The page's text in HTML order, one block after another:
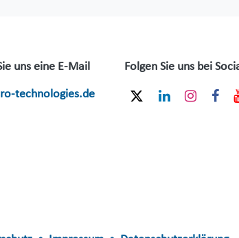
uns eine E-Mail
technologies.de
Folgen Sie uns bei